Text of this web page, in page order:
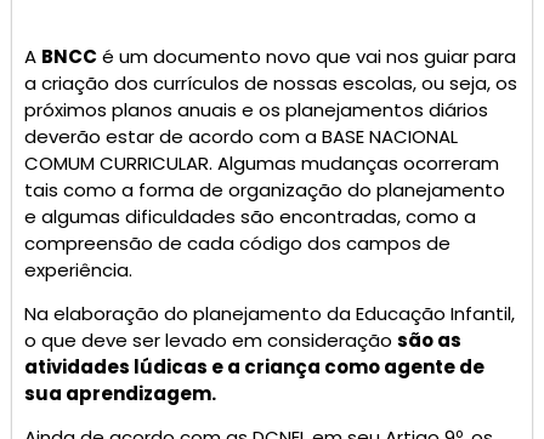
A BNCC é um documento novo que vai nos guiar para
a criação dos currículos de nossas escolas, ou seja, os
próximos planos anuais e os planejamentos diários
deverão estar de acordo com a BASE NACIONAL
COMUM CURRICULAR. Algumas mudanças ocorreram
tais como a forma de organização do planejamento
e algumas dificuldades são encontradas, como a
compreensão de cada código dos campos de
experiência.
Na elaboração do planejamento da Educação Infantil,
o que deve ser levado em consideração são as
atividades lúdicas e a criança como agente de
sua aprendizagem.